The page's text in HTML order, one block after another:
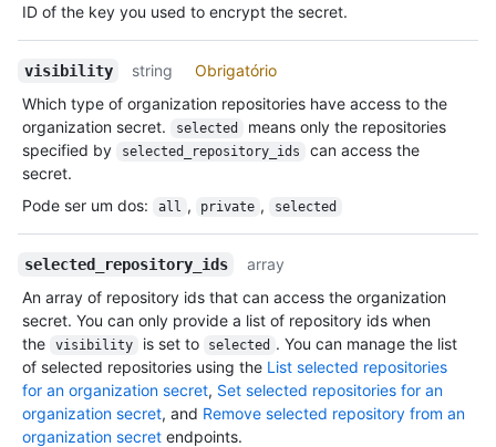
ID of the key you used to encrypt the secret.
visibility string
Obrigatório
Which type of organization repositories have access to the
organization secret.
selected
means only the repositories
specified by
selected_repository_ids
can access the
secret.
Pode ser um dos: all , private , selected
selected_repository_ids
array
An array of repository ids that can access the organization
secret. You can only provide a list of repository ids when
the
visibility is set to selected . You can manage the list
of selected repositories using the List selected repositories
for an organization secret, Set selected repositories for an
organization secret, and Remove selected repository from an
organization secret endpoints.